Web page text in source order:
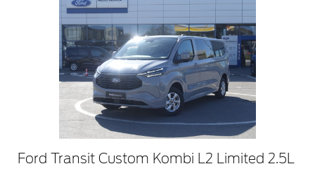
Ford Transit Custom Kombi L2 Limited 2.5L